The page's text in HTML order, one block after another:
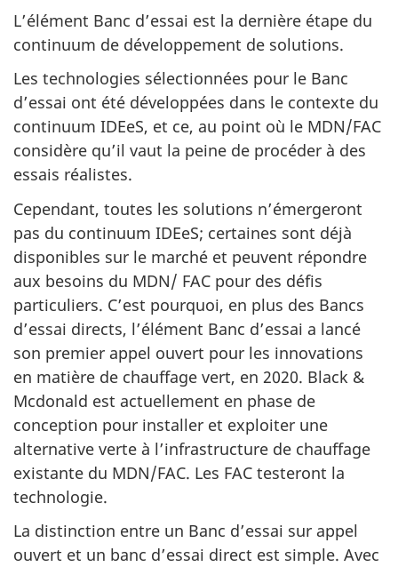
L’élément Banc d’essai est la dernière étape du
continuum de développement de solutions.
Les technologies sélectionnées pour le Banc
d’essai ont été développées dans le contexte du
continuum IDEeS, et ce, au point où le MDN/FAC
considère qu’il vaut la peine de procéder à des
essais réalistes.
Cependant, toutes les solutions n’émergeront
pas du continuum IDEeS; certaines sont déjà
disponibles sur le marché et peuvent répondre
aux besoins du MDN/ FAC pour des défis
particuliers. C’est pourquoi, en plus des Bancs
d’essai directs, l’élément Banc d’essai a lancé
son premier appel ouvert pour les innovations
en matière de chauffage vert, en 2020. Black &
Mcdonald est actuellement en phase de
conception pour installer et exploiter une
alternative verte à l’infrastructure de chauffage
existante du MDN/FAC. Les FAC testeront la
technologie.
La distinction entre un Banc d’essai sur appel
ouvert et un banc d’essai direct est simple. Avec